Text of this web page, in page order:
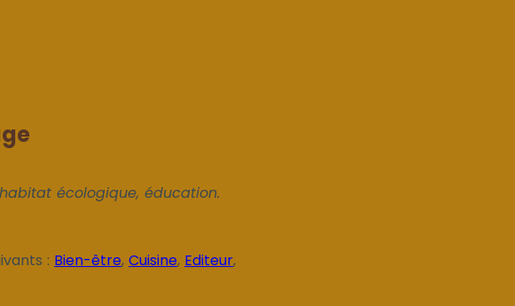
écologique, éducation.
: Bien-être, Cuisine, Editeur,